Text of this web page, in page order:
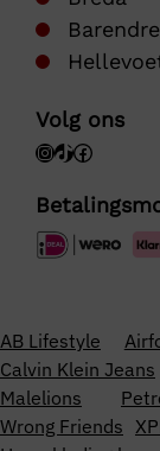
Volg ons
AB Lifestyle
Calvin Klein Jeans
Malelions
Wrong Friends